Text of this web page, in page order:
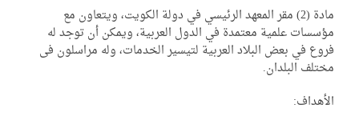
مادة (2) مقر المعهد الرئيسي في دولة الكويت، ويتعاون مع
علمية معتمدة في الدول العربية، ويمكن أن توجد له
في بعض البلاد العربية لتيسير الخدمات، وله مراسلون فى
البلدان.